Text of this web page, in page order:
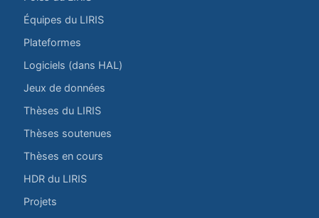
Équipes du LIRIS
Plateformes
Logiciels (dans HAL)
Jeux de données
Thèses du LIRIS
Thèses soutenues
Thèses en cours
HDR du LIRIS
Projets